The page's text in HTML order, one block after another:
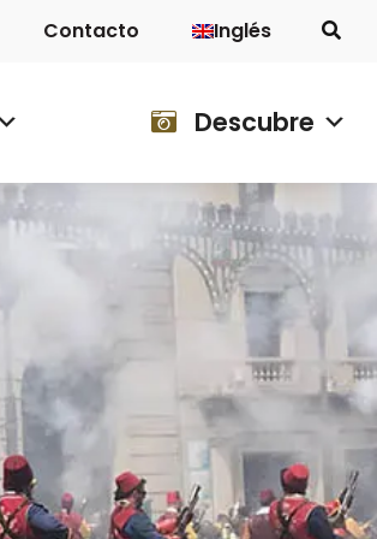
Contacto Inglés
Descubre
Blog Contacto